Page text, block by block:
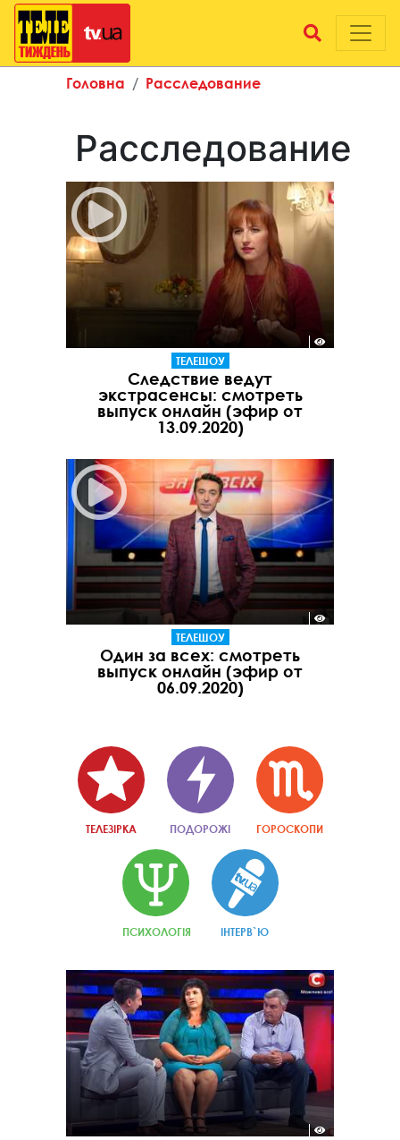
Головна Расследование
Расследование
ТЕЛЕШОУ
Следствие ведут
экстрасенсы: смотреть
выпуск онлайн (эфир от
13.09.2020)
ТЕЛЕШОУ
Один за всех: смотреть
выпуск онлайн (эфир от
06.09.2020)
ТЕЛЕЗІРКА ПОДОРОЖІ ГОРОСКОПИ
ПСИХОЛОГІЯ ІНТЕРВ`Ю